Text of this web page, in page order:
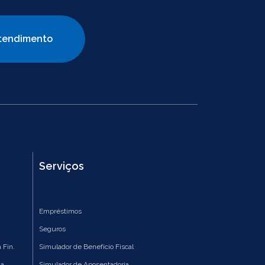
Fin.
Serviços
Empréstimos
Seguros
Simulador de Benefício Fiscal